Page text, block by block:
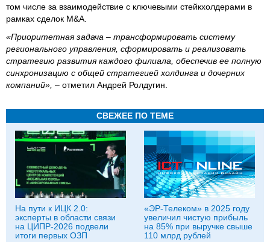
том числе за взаимодействие с ключевыми стейкхолдерами в
рамках сделок M&A.
«Приоритетная задача – трансформировать систему
регионального управления, сформировать и реализовать
стратегию развития каждого филиала, обеспечив ее полную
синхронизацию с общей стратегией холдинга и дочерних
компаний», – отметил Андрей Ролдугин.
СВЕЖЕЕ ПО ТЕМЕ
На пути к ИЦК 2.0:
эксперты в области связи
на ЦИПР-2026 подвели
итоги первых ОЗП
«ЭР-Телеком» в 2025 году
увеличил чистую прибыль
на 85% при выручке свыше
110 млрд рублей